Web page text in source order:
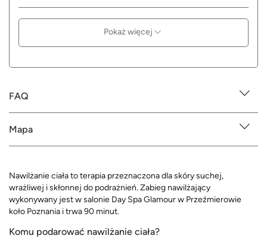
Pokaż więcej
FAQ
Mapa
Nawilżanie ciała to terapia przeznaczona dla skóry suchej,
wrażliwej i skłonnej do podrażnień. Zabieg nawilżający
wykonywany jest w salonie Day Spa Glamour w Przeźmierowie
koło Poznania i trwa 90 minut.
Komu podarować nawilżanie ciała?